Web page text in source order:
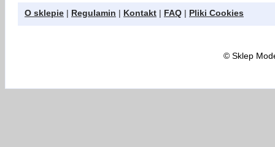
O sklepie | Regulamin | Kontakt | FAQ | Pliki Cookies
©Sklep